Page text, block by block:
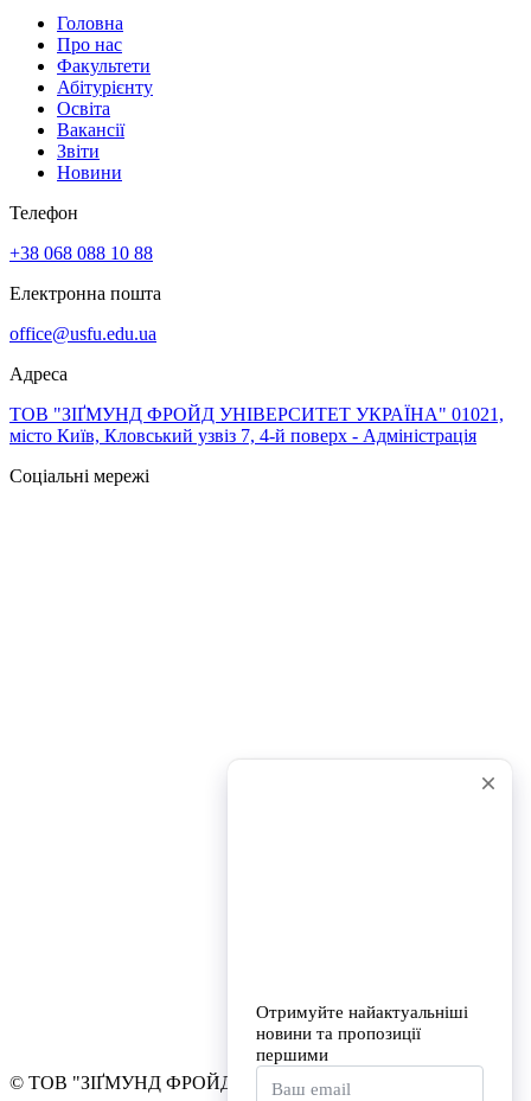
Головна
Про нас
Факультети
Абітурієнту
Освіта
Вакансії
Звіти
Новини
Телефон
+38 068 088 10 88
Електронна пошта
office@usfu.edu.ua
Адреса
ТОВ "ЗІҐМУНД ФРОЙД УНІВЕРСИТЕТ УКРАЇНА" 01021,
місто Київ, Кловський узвіз 7, 4-й поверх - Адміністрація
Соціальні мережі
© ТОВ "ЗІҐМУНД ФРОЙД УНІВЕРСИТЕТ УКРАЇНА"